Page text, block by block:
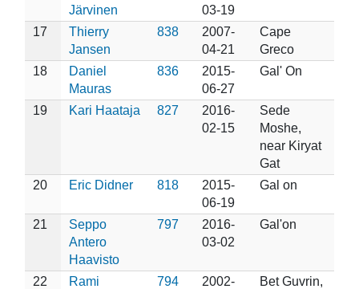
Järvinen
03-19
17
Thierry
Jansen
838
2007-
04-21
Cape
Greco
18
Daniel
Mauras
836
2015-
06-27
Gal' On
19 Kari Haataja 827
2016-
02-15
Sede
Moshe,
near Kiryat
Gat
20
Eric Didner 818
2015-
06-19
Gal on
21
Seppo
Antero
Haavisto
797
2016-
03-02
Gal'on
22
Rami
794
2002-
Bet Guvrin,